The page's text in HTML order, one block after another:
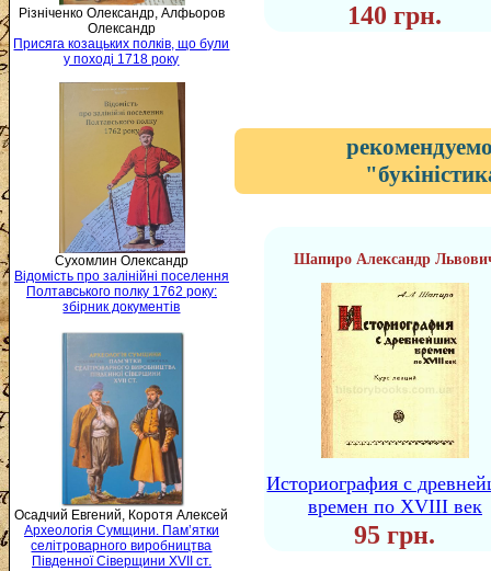
Різніченко Олександр, Алфьоров
Олександр
Присяга козацьких полків, що були
у поході 1718 року
Сухомлин Олександр
Відомість про залінійні поселення
Полтавського полку 1762 року:
збірник документів
Осадчий Евгений, Коротя Алексей
Археологія Сумщини. Пам’ятки
селітроварного виробництва
Південної Сіверщини XVII ст.
140 грн.
Шапиро Александр
Историография с
времен по XVIII век
95 грн.